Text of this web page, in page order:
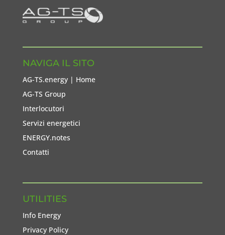
NAVIGA IL SITO
AG-TS.energy | Home
AG-TS Group
Interlocutori
Servizi energetici
ENERGY.notes
Contatti
UTILITIES
Info Energy
Privacy Policy